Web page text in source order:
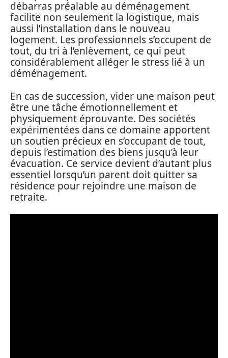
débarras préalable au déménagement
facilite non seulement la logistique, mais
aussi l’installation dans le nouveau
logement. Les professionnels s’occupent de
tout, du tri à l’enlèvement, ce qui peut
considérablement alléger le stress lié à un
déménagement.
En cas de succession, vider une maison peut
être une tâche émotionnellement et
physiquement éprouvante. Des sociétés
expérimentées dans ce domaine apportent
un soutien précieux en s’occupant de tout,
depuis l’estimation des biens jusqu’à leur
évacuation. Ce service devient d’autant plus
essentiel lorsqu’un parent doit quitter sa
résidence pour rejoindre une maison de
retraite.